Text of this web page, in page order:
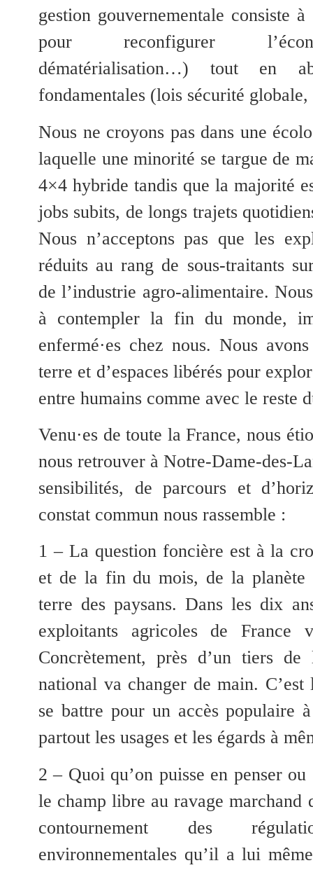
gestion gouvernementale consiste
pour reconfigurer
dématérialisation…) tout en
fondamentales (lois sécurité
Nous ne croyons pas dans une
laquelle une minorité se targue de
4×4 hybride tandis que la majorité
jobs subits, de longs trajets
Nous n’acceptons pas que les
réduits au rang de sous-traitants
de l’industrie agro-alimentaire.
à contempler la fin du monde,
enfermé·es chez nous. Nous
terre et d’espaces libérés pour
entre humains comme avec le reste
Venu·es de toute la France, nous
nous retrouver à Notre-Dame-des-
sensibilités, de parcours et
constat commun nous rassemble :
1 – La question foncière est à la
et de la fin du mois, de la planète
terre des paysans. Dans les dix
exploitants agricoles de
Concrètement, près d’un tiers
national va changer de main.
se battre pour un accès populaire
partout les usages et les égards à
2 – Quoi qu’on puisse en penser
le champ libre au ravage
contournement des
environnementales qu’il a lui